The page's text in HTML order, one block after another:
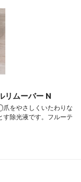
リムーバー N
をやさしくいたわりな
す除光液です。フルーテ